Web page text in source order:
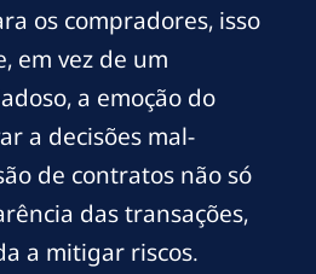
os compradores, isso
em vez de um
a emoção do
a decisões mal-
de contratos não só
das transações,
a mitigar riscos.